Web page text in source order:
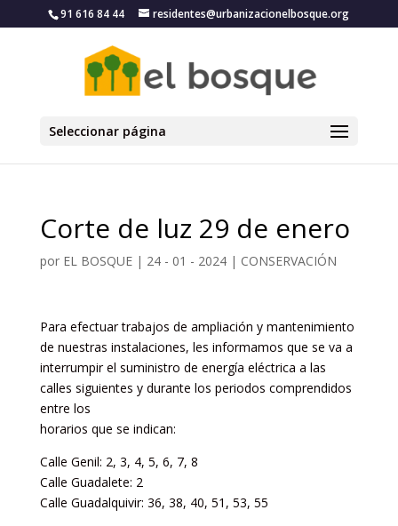
91 616 84 44 residentes@urbanizacionelbosque.org
Seleccionar página
Corte de luz 29 de enero
por EL BOSQUE| 24 - 01 - 2024| CONSERVACIÓN
Para efectuar trabajos de ampliación y mantenimiento
de nuestras instalaciones, les informamos que se va a
interrumpir el suministro de energía eléctrica a las
calles siguientes y durante los periodos comprendidos
entre los
horarios que se indican:
Calle Genil: 2, 3, 4, 5, 6, 7, 8
Calle Guadalete: 2
Calle Guadalquivir: 36, 38, 40, 51, 53, 55